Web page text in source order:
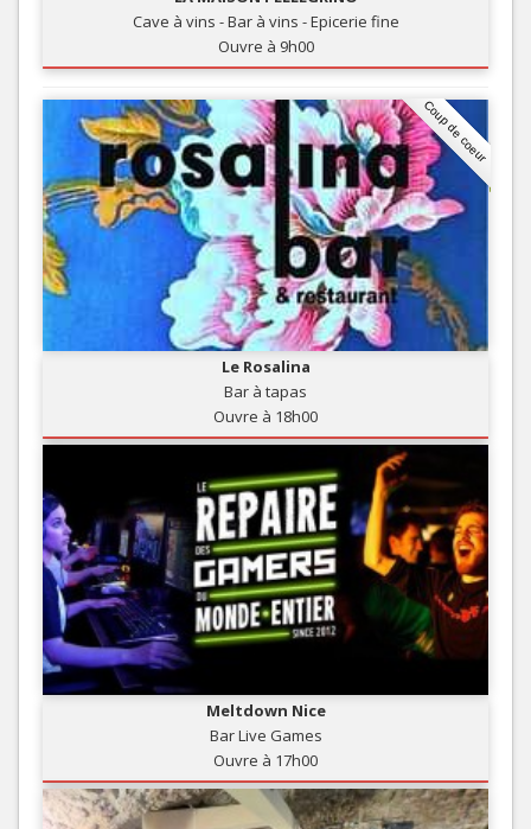
Cave à vins - Bar à vins - Epicerie fine
Ouvre à 9h00
Coup de coeur
Le Rosalina
Bar à tapas
Ouvre à 18h00
Meltdown Nice
Bar Live Games
Ouvre à 17h00